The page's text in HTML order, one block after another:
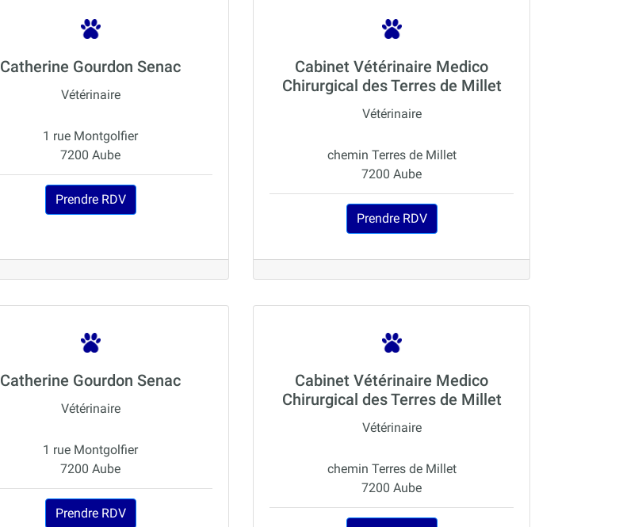
Catherine Gourdon Senac
Vétérinaire
1 rue Montgolfier
7200 Aube
Prendre RDV
Cabinet Vétérinaire Medico
Chirurgical des Terres de Millet
Vétérinaire
chemin Terres de Millet
7200 Aube
Prendre RDV
Catherine Gourdon Senac
Vétérinaire
1 rue Montgolfier
7200 Aube
Prendre RDV
Cabinet Vétérinaire Medico
Chirurgical des Terres de Millet
Vétérinaire
chemin Terres de Millet
7200 Aube